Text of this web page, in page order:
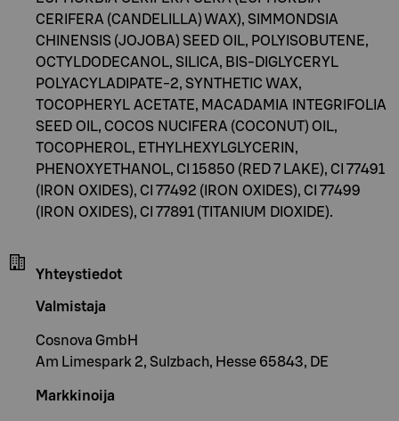
CERIFERA (CANDELILLA) WAX), SIMMONDSIA
CHINENSIS (JOJOBA) SEED OIL, POLYISOBUTENE,
OCTYLDODECANOL, SILICA, BIS-DIGLYCERYL
POLYACYLADIPATE-2, SYNTHETIC WAX,
TOCOPHERYL ACETATE, MACADAMIA INTEGRIFOLIA
SEED OIL, COCOS NUCIFERA (COCONUT) OIL,
TOCOPHEROL, ETHYLHEXYLGLYCERIN,
PHENOXYETHANOL, CI 15850 (RED 7 LAKE), CI 77491
(IRON OXIDES), CI 77492 (IRON OXIDES), CI 77499
(IRON OXIDES), CI 77891 (TITANIUM DIOXIDE).
Yhteystiedot
Valmistaja
Cosnova GmbH
Am Limespark 2, Sulzbach, Hesse 65843, DE
Markkinoija